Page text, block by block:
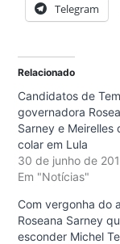
Telegram
Relacionado
Candidatos de
governadora
Sarney e Meirelles
colar em Lula
30 de junho de
Em "Notícias"
Com vergonha do
Roseana Sarney
esconder Michel